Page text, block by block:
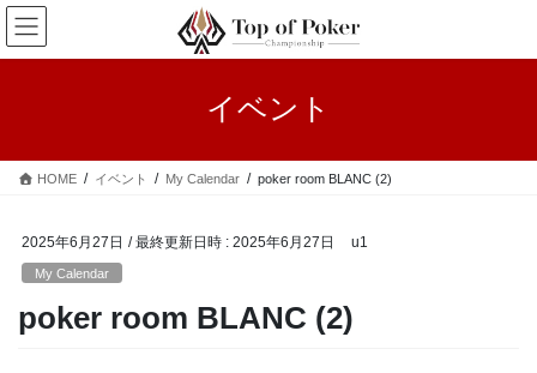
コ
ン
テ
ス
ナ
ビ
ゲ
ン
イベント
HOME イベント My Calendar poker room BLANC (2)
2025年6月27日 / 最終更新日時 : 2025年6月27日 u1
My Calendar
poker room BLANC (2)